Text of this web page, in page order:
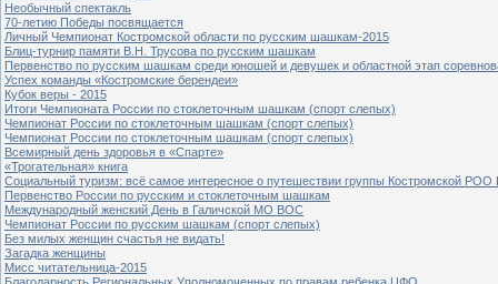
Необычный спектакль
70-летию Победы посвящается
Личный Чемпионат Костромской области по русским шашкам-2015
Блиц-турнир памяти В.Н. Трусова по русским шашкам
Первенство по русским шашкам среди юношей и девушек и областной этап
Успех команды «Костромские берендеи»
Кубок веры - 2015
Итоги Чемпионата России по стоклеточным шашкам (спорт слепых)
Чемпионат России по стоклеточным шашкам (спорт слепых)
Чемпионат России по стоклеточным шашкам (спорт слепых)
Всемирный день здоровья в «Спарте»
«Трогательная» книга
Социальный туризм: всё самое интересное о путешествии группы Костромской
Первенство России по русским и стоклеточным шашкам
Международный женский День в Галичской МО ВОС
Чемпионат России по русским шашкам (спорт слепых)
Без милых женщин счастья не видать!
Загадка женщины
Мисс читательница-2015